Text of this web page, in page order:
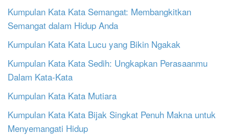
Kumpulan Kata Kata Semangat: Membangkitkan
Semangat dalam Hidup Anda
Kumpulan Kata Kata Lucu yang Bikin Ngakak
Kumpulan Kata Kata Sedih: Ungkapkan Perasaanmu
Dalam Kata-Kata
Kumpulan Kata Kata Mutiara
Kumpulan Kata Kata Bijak Singkat Penuh Makna untuk
Menyemangati Hidup